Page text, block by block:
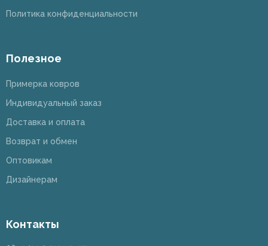
Политика конфиденциальности
Полезное
Примерка ковров
Индивидуальный заказ
Доставка и оплата
Возврат и обмен
Оптовикам
Дизайнерам
Контакты